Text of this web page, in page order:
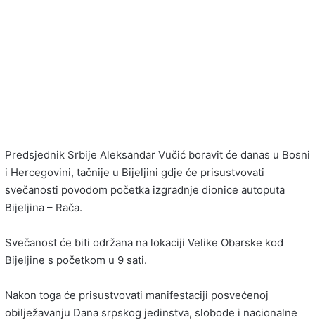
Predsjednik Srbije Aleksandar Vučić boravit će danas u Bosni
i Hercegovini, tačnije u Bijeljini gdje će prisustvovati
svečanosti povodom početka izgradnje dionice autoputa
Bijeljina – Rača.
Svečanost će biti održana na lokaciji Velike Obarske kod
Bijeljine s početkom u 9 sati.
Nakon toga će prisustvovati manifestaciji posvećenoj
obilježavanju Dana srpskog jedinstva, slobode i nacionalne